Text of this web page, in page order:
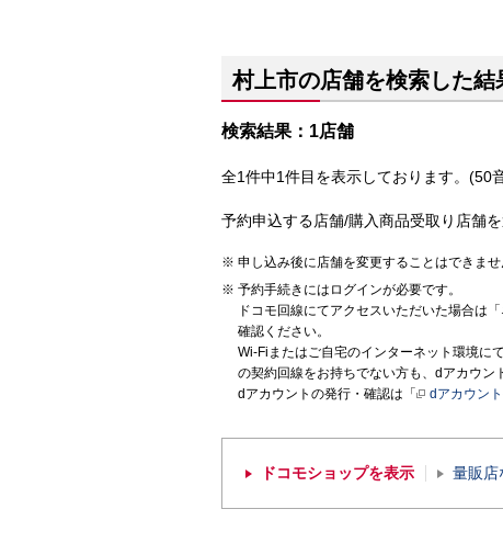
村上市の店舗を検索した
検索結果：1店舗
全1件中1件目を表示しております。(50
予約申込する店舗/購入商品受取り店舗を
申し込み後に店舗を変更することはできませ
予約手続きにはログインが必要です。
ドコモ回線にてアクセスいただいた場合は
確認ください。
Wi-Fiまたはご自宅のインターネット環境に
の契約回線をお持ちでない方も、dアカウン
dアカウントの発行・確認は「
dアカウン
ドコモショップを表示 量販店